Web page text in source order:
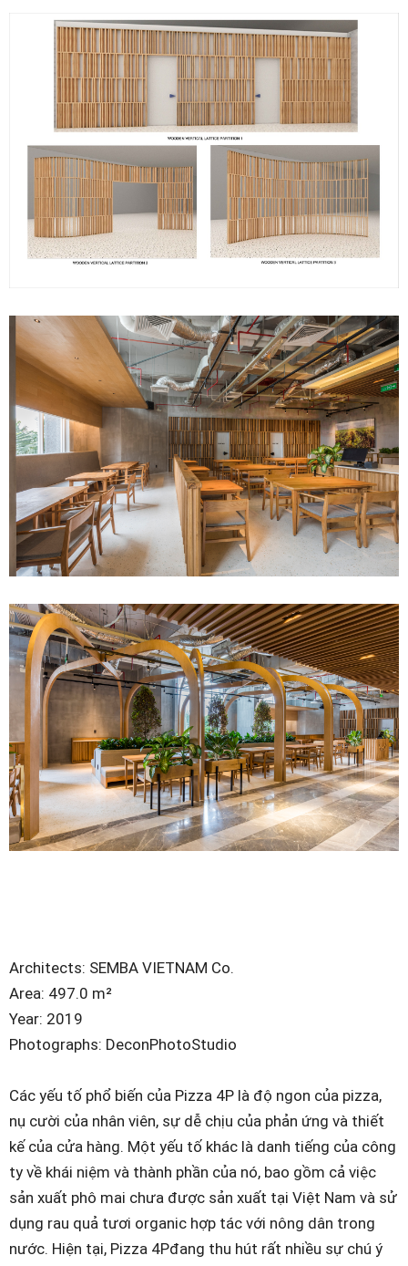
Architects: SEMBA VIETNAM Co.
Area: 497.0 m²
Year: 2019
Photographs: DeconPhotoStudio
Các yếu tố phổ biến của Pizza 4P là độ ngon của pizza,
nụ cười của nhân viên, sự dễ chịu của phản ứng và thiết
kế của cửa hàng. Một yếu tố khác là danh tiếng của công
ty về khái niệm và thành phần của nó, bao gồm cả việc
sản xuất phô mai chưa được sản xuất tại Việt Nam và sử
dụng rau quả tươi organic hợp tác với nông dân trong
nước. Hiện tại, Pizza 4Pđang thu hút rất nhiều sự chú ý